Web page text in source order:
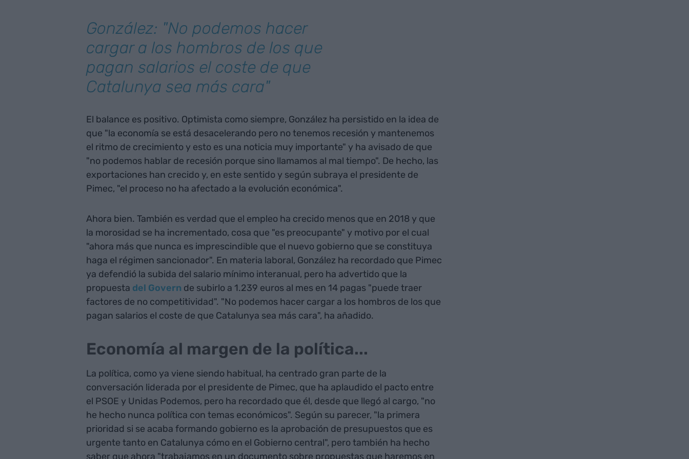
González: "No podemos hacer
cargar a los hombros de los que
pagan salarios el coste de que
Catalunya sea más cara"
El balance es positivo. Optimista como siempre, González ha persistido en la idea de
que "la economía se está desacelerando pero no tenemos recesión y mantenemos
el ritmo de crecimiento y esto es una noticia muy importante" y ha avisado de que
"no podemos hablar de recesión porque sino llamamos al mal tiempo". De hecho, las
exportaciones han crecido y, en este sentido y según subraya el presidente de
Pimec, "el proceso no ha afectado a la evolución económica".
Ahora bien. También es verdad que el empleo ha crecido menos que en 2018 y que
la morosidad se ha incrementado, cosa que "es preocupante" y motivo por el cual
"ahora más que nunca es imprescindible que el nuevo gobierno que se constituya
haga el régimen sancionador". En materia laboral, González ha recordado que Pimec
ya defendió la subida del salario mínimo interanual, pero ha advertido que la
propuesta del Govern de subirlo a 1.239 euros al mes en 14 pagas "puede traer
factores de no competitividad". "No podemos hacer cargar a los hombros de los que
pagan salarios el coste de que Catalunya sea más cara", ha añadido.
Economía al margen de la política...
La política, como ya viene siendo habitual, ha centrado gran parte de la
conversación liderada por el presidente de Pimec, que ha aplaudido el pacto entre
el PSOE y Unidas Podemos, pero ha recordado que él, desde que llegó al cargo, "no
he hecho nunca política con temas económicos". Según su parecer, "la primera
prioridad si se acaba formando gobierno es la aprobación de presupuestos que es
urgente tanto en Catalunya cómo en el Gobierno central", pero también ha hecho
saber que ahora "trabajamos en un documento sobre propuestas que haremos en